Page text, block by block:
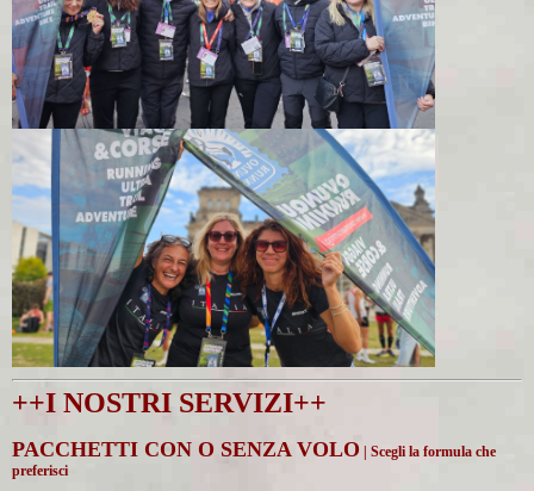
++I NOSTRI SERVIZI++
PACCHETTI CON O SENZA VOLO | Scegli la formula che
preferisci